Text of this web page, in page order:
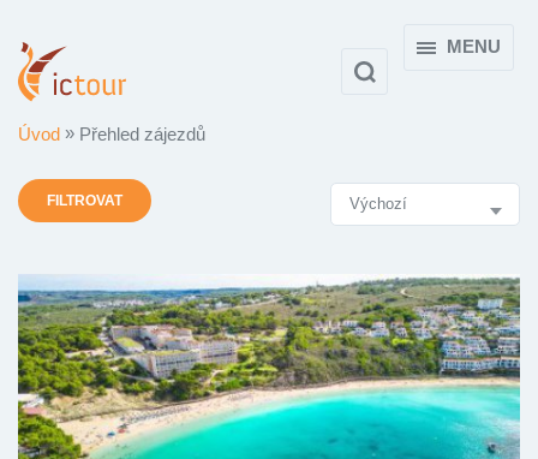
MENU
Úvod Přehled zájezdů
Výsledky
FILTROVAT